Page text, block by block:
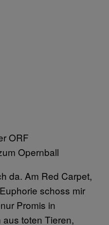
ORF
Opernball
da. Am Red Carpet,
schoss mir
Promis in
toten Tieren,